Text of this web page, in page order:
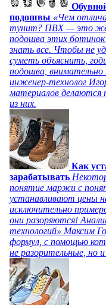
подошвы «Чем
тунит? ПВХ — это же
подошва этих
знать все. Чтобы не
суметь объяснить,
подошва,
инженер-технолог
материалов
из них.
Как
зарабатывать
понятие маржи с
устанавливают цены
исключительно
они разоряются!
технологий» Максим
формул, с помощью
не разорительные, но